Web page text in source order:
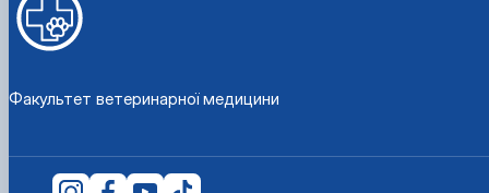
Факультет ветеринарної медицини